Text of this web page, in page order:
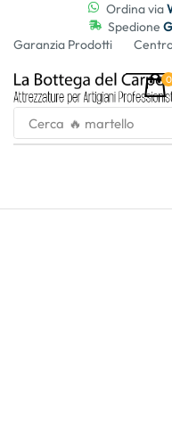
Ordina via
Spedione
Garanzia Prodotti
0
Cerca 🔥 martello